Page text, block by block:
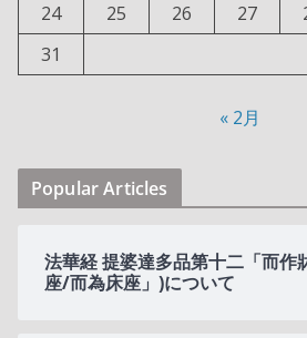
24
25 26 27
31
« 2月
Popular Articles
法華経 提婆達多品第十二「而
座/而為床座」)について